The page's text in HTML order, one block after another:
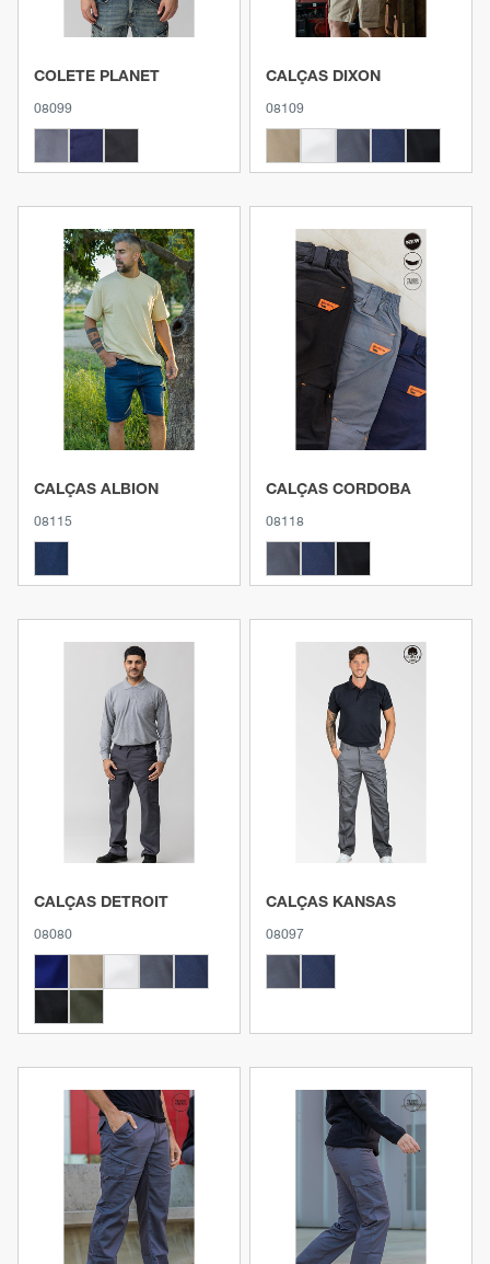
COLETE PLANET
08099
CALÇAS DIXON
08109
Ver produto
CALÇAS ALBION
08115
Ver produto
CALÇAS CORDOBA
08118
Ver produto
CALÇAS DETROIT
08080
Ver produto
CALÇAS KANSAS
08097
Ver produto Ver produto